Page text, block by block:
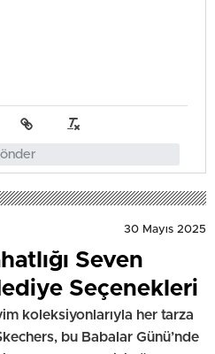
30 Mayıs 2025
Seven
Seçenekleri
koleksiyonlarıyla her tarza
bu Babalar Günü’nde